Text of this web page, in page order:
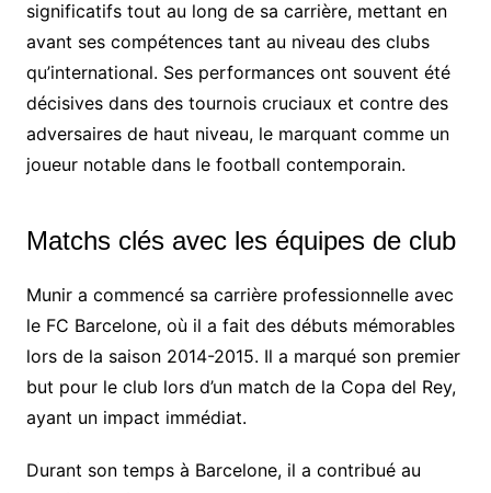
significatifs tout au long de sa carrière, mettant en
avant ses compétences tant au niveau des clubs
qu’international. Ses performances ont souvent été
décisives dans des tournois cruciaux et contre des
adversaires de haut niveau, le marquant comme un
joueur notable dans le football contemporain.
Matchs clés avec les équipes de club
Munir a commencé sa carrière professionnelle avec
le FC Barcelone, où il a fait des débuts mémorables
lors de la saison 2014-2015. Il a marqué son premier
but pour le club lors d’un match de la Copa del Rey,
ayant un impact immédiat.
Durant son temps à Barcelone, il a contribué au